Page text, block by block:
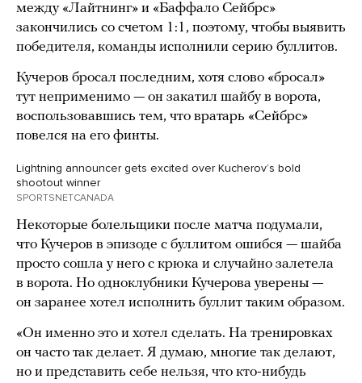
между «Лайтнинг» и «Баффало Сейбрс»
закончились со счетом 1:1, поэтому, чтобы выявить
победителя, команды исполнили серию буллитов.
Кучеров бросал последним, хотя слово «бросал»
тут неприменимо — он закатил шайбу в ворота,
воспользовавшись тем, что вратарь «Сейбрс»
повелся на его финты.
Lightning announcer gets excited over Kucherovʼs bold
shootout winner
SPORTSNETCANADA
Некоторые болельщики после матча подумали,
что Кучеров в эпизоде с буллитом ошибся — шайба
просто сошла у него с крюка и случайно залетела
в ворота. Но одноклубники Кучерова уверены —
он заранее хотел исполнить буллит таким образом.
«Он именно это и хотел сделать. На тренировках
он часто так делает. Я думаю, многие так делают,
но и представить себе нельзя, что кто-нибудь